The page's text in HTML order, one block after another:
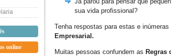
online
sua vida profissional?
Tenha respostas para estas e
Empresarial.
Muitas pessoas confundem as Regras